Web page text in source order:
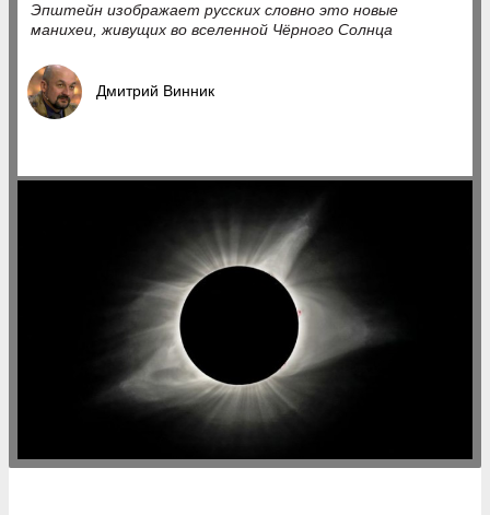
Эпштейн изображает русских словно это новые
манихеи, живущих во вселенной Чёрного Солнца
Дмитрий Винник